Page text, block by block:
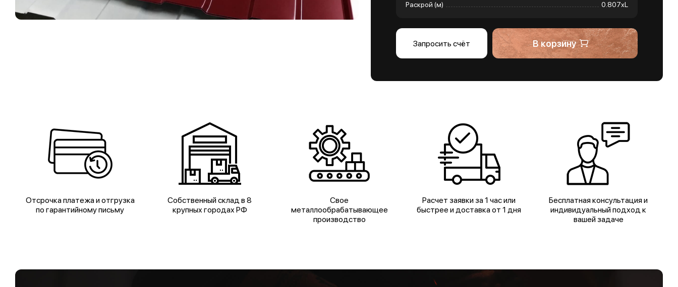
Раскрой (м)
0.807хL
Запросить счёт В корзину
Отсрочка платежа и отгрузка
по гарантийному письму
Собственный склад в 8
крупных городах РФ
Свое
металлообрабатывающее
производство
Расчет заявки за 1 час или
быстрее и доставка от 1 дня
Бесплатная консультация и
индивидуальный подход к
вашей задаче